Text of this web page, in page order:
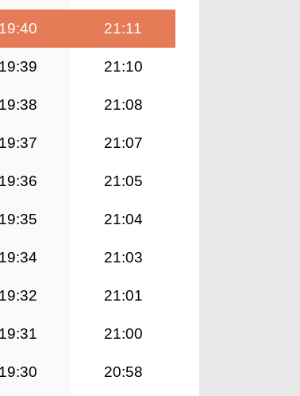
19:40 21:11
19:39 21:10
19:38 21:08
19:37 21:07
19:36 21:05
19:35 21:04
19:34 21:03
19:32 21:01
19:31 21:00
19:30 20:58